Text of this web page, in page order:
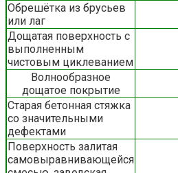
Обрешётка из брусьев
или лаг
Дощатая поверхность с
выполненным
чистовым циклеванием
Волнообразное
дощатое покрытие
Старая бетонная стяжка
со значительными
дефектами
Поверхность залитая
самовыравнивающейся